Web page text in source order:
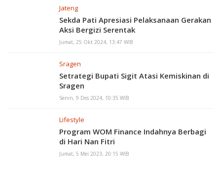
Jateng
Sekda Pati Apresiasi Pelaksanaan Gerakan
Aksi Bergizi Serentak
Jumat, 25 Okt 2024, 13:47 WIB
Sragen
Setrategi Bupati Sigit Atasi Kemiskinan di
Sragen
Senin, 9 Des 2024, 10:35 WIB
Lifestyle
Program WOM Finance Indahnya Berbagi
di Hari Nan Fitri
Jumat, 5 Mei 2023, 20:15 WIB